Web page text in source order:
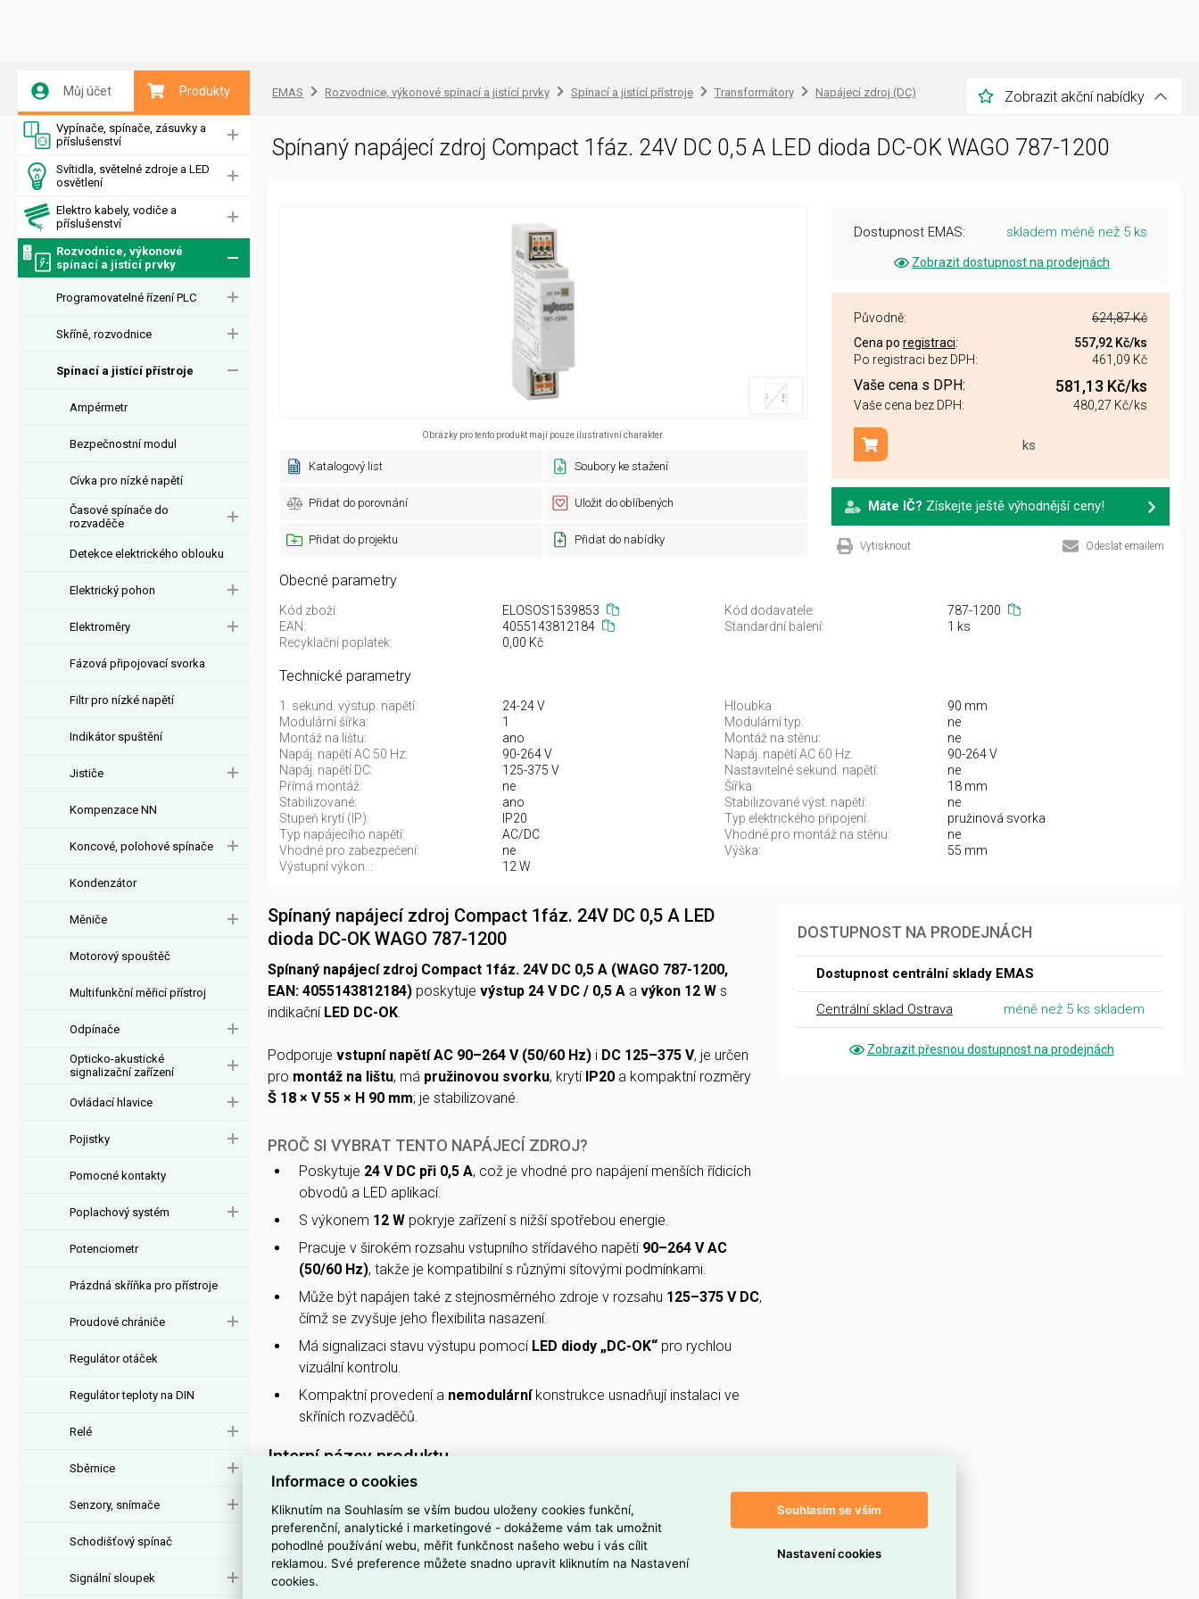
Můj účet Produkty
Vypínače, spínače, zásuvky a
příslušenství
Svítidla, světelné zdroje a LED
osvětlení
Elektro kabely, vodiče a
příslušenství
Rozvodnice, výkonové
spínací a jistící prvky
Programovatelné řízení PLC
Skříně, rozvodnice
Spínací a jistící přístroje
Ampérmetr
Bezpečnostní modul
Cívka pro nízké napětí
Časové spínače do
rozvaděče
Detekce elektrického oblouku
Elektrický pohon
Elektroměry
Fázová připojovací svorka
Filtr pro nízké napětí
Indikátor spuštění
Jističe
Kompenzace NN
Koncové, polohové spínače
Kondenzátor
Měniče
Motorový spouštěč
Multifunkční měřicí přístroj
Odpínače
Opticko-akustické
signalizační zařízení
Ovládací hlavice
Pojistky
Pomocné kontakty
Poplachový systém
Potenciometr
Prázdná skříňka pro přístroje
Proudové chrániče
Regulátor otáček
Regulátor teploty na DIN
Relé
Sběrnice
Senzory, snímače
Schodišťový spínač
Signální sloupek
EMAS Rozvodnice, výkonové spínací a jistící prvky Spínací a jistící přístroje Transformátory Napájecí zdroj (DC) Zobrazit akční nabídky
Spínaný napájecí zdroj Compact 1fáz. 24V DC 0,5 A LED dioda DC-OK WAGO 787-1200
Obrázky pro tento produkt mají pouze ilustrativní charakter.
Katalogový list Soubory ke stažení
Přidat do porovnání Uložit do oblíbených
Přidat do projektu Přidat do nabídky
Dostupnost EMAS: skladem méně než 5 ks
Zobrazit dostupnost na prodejnách
Původně:
624,87 Kč
Cena po registraci: 557,92 Kč/ks
Po registraci bez DPH:
461,09 Kč
Vaše cena s DPH: 581,13 Kč/ks
Vaše cena bez DPH: 480,27 Kč/ks
ks
Přidat do košíku
Máte IČ? Získejte ještě výhodnější ceny!
Vytisknout Odeslat emailem
Obecné parametry
Kód zboží: ELOSOS1539853 Kód dodavatele:
787-1200
EAN:
4055143812184 Standardní balení:
1 ks
Recyklační poplatek:
0,00 Kč
Technické parametry
1. sekund. výstup. napětí: 24-24 V Hloubka:
90 mm
Modulární šířka:
1 Modulární typ:
ne
Montáž na lištu:
ano Montáž na stěnu:
ne
Napáj. napětí AC 50 Hz:
90-264 V Napáj. napětí AC 60 Hz:
90-264 V
Napáj. napětí DC:
125-375 V Nastavitelné sekund. napětí:
ne
Přímá montáž:
ne Šířka:
18 mm
Stabilizované:
ano Stabilizované výst. napětí:
ne
Stupeň krytí (IP):
IP20 Typ elektrického připojení:
pružinová svorka
Typ napájecího napětí:
AC/DC Vhodné pro montáž na stěnu:
ne
Vhodné pro zabezpečení:
ne Výška:
55 mm
Výstupní výkon..:
12 W
Spínaný napájecí zdroj Compact 1fáz. 24V DC 0,5 A LED
dioda DC-OK WAGO 787-1200
Spínaný napájecí zdroj Compact 1fáz. 24V DC 0,5 A (WAGO 787-1200,
EAN: 4055143812184) poskytuje výstup 24 V DC / 0,5 A a výkon 12 W s
indikační LED DC-OK.
Podporuje vstupní napětí AC 90–264 V (50/60 Hz) i DC 125–375 V, je určen
pro montáž na lištu, má pružinovou svorku, krytí IP20 a kompaktní rozměry
Š 18 × V 55 × H 90 mm; je stabilizované.
PROČ SI VYBRAT TENTO NAPÁJECÍ ZDROJ?
Poskytuje 24 V DC při 0,5 A, což je vhodné pro napájení menších řídicích
obvodů a LED aplikací.
S výkonem 12 W pokryje zařízení s nižší spotřebou energie.
Pracuje v širokém rozsahu vstupního střídavého napětí 90–264 V AC
(50/60 Hz), takže je kompatibilní s různými sítovými podmínkami.
Může být napájen také z stejnosměrného zdroje v rozsahu 125–375 V DC,
čímž se zvyšuje jeho flexibilita nasazení.
Má signalizaci stavu výstupu pomocí LED diody „DC-OK“ pro rychlou
vizuální kontrolu.
Kompaktní provedení a nemodulárníkonstrukce usnadňují instalaci ve
skříních rozvaděčů.
Interní název produktu
787-1200 SMPS spínaný zdroj Compact 1f
Podrobný popis produktu
Spínaný napájecí zdroj
Compact
DOSTUPNOST NA PRODEJNÁCH
Dostupnost centrální sklady EMAS
Centrální sklad Ostrava méně než 5 ks skladem
Zobrazit přesnou dostupnost na prodejnách
Informace o cookies
Kliknutím na Souhlasím se vším budou uloženy cookies funkční,
preferenční, analytické i marketingové - dokážeme vám tak umožnit
pohodlné používání webu, měřit funkčnost našeho webu i vás cílit
reklamou. Své preference můžete snadno upravit kliknutím na Nastavení
cookies.
Souhlasím se vším
Nastavení cookies